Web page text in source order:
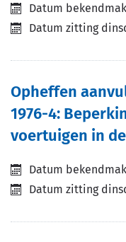
Datum
Datum zitting
Opheffen
1976-4:
voertuigen in
Datum
Datum zitting